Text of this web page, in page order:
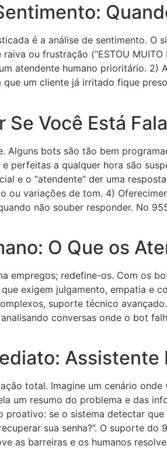
é a análise de sentimento. O
ou frustração (“ESTOU MUITO
atendente humano prioritário.
que um cliente já irritado fique
Se Você Está
Alguns bots são tão bem
e perfeitas a qualquer hora são
e o “atendente” der uma
ou variações de tom. 4)
não souber responder. No
O Que os
empregos; redefine-os. Com os
exigem julgamento, empatia e
suporte técnico
conversas onde o bot
total. Imagine um cenário
um resumo do problema e das
proativo: se o sistema detectar
sua senha?”. O suporte
as barreiras e os humanos